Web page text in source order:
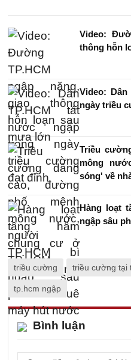
Video:
thông hỗn
Video:
ngày triều
Triều
mông
sóng' về
Hàng loạt
ngập sâu
triều cường triều cường tại
tp.hcm ngập
Bình luận